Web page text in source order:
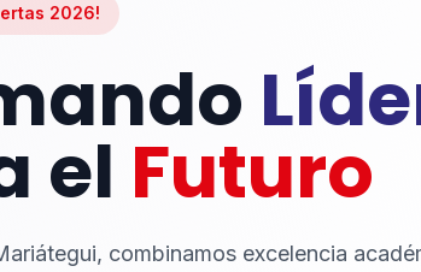
2026!
el Futuro
combinamos excelencia